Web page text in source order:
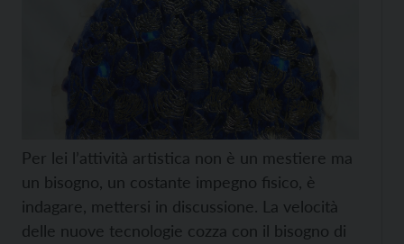
Per lei l’attività artistica non è un mestiere ma
un bisogno, un costante impegno fisico, è
indagare, mettersi in discussione. La velocità
delle nuove tecnologie cozza con il bisogno di